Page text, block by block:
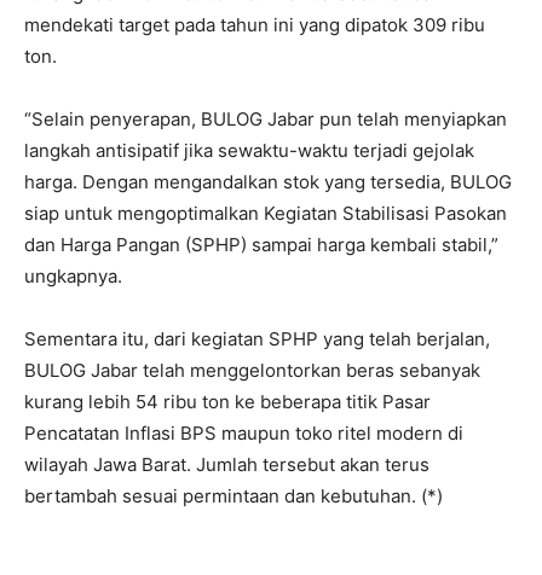
mendekati target pada tahun ini yang dipatok 309 ribu
ton.
“Selain penyerapan, BULOG Jabar pun telah menyiapkan
langkah antisipatif jika sewaktu-waktu terjadi gejolak
harga. Dengan mengandalkan stok yang tersedia, BULOG
siap untuk mengoptimalkan Kegiatan Stabilisasi Pasokan
dan Harga Pangan (SPHP) sampai harga kembali stabil,”
ungkapnya.
Sementara itu, dari kegiatan SPHP yang telah berjalan,
BULOG Jabar telah menggelontorkan beras sebanyak
kurang lebih 54 ribu ton ke beberapa titik Pasar
Pencatatan Inflasi BPS maupun toko ritel modern di
wilayah Jawa Barat. Jumlah tersebut akan terus
bertambah sesuai permintaan dan kebutuhan. (*)